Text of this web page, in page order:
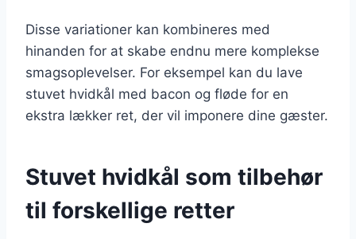
Disse variationer kan kombineres med
hinanden for at skabe endnu mere komplekse
smagsoplevelser. For eksempel kan du lave
stuvet hvidkål med bacon og fløde for en
ekstra lækker ret, der vil imponere dine gæster.
Stuvet hvidkål som tilbehør
til forskellige retter